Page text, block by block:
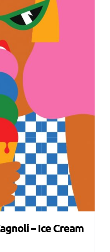
– Ice Cream